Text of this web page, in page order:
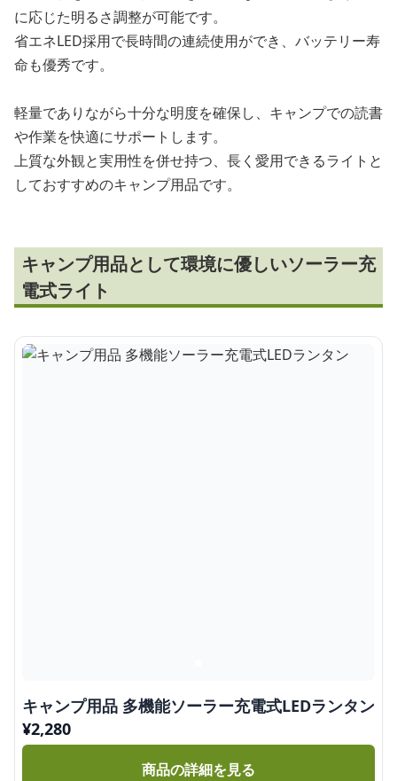
に応じた明るさ調整が可能です。
省エネLED採用で長時間の連続使用ができ、バッテリー寿
命も優秀です。
軽量でありながら十分な明度を確保し、キャンプでの読書
や作業を快適にサポートします。
上質な外観と実用性を併せ持つ、長く愛用できるライトと
しておすすめのキャンプ用品です。
キャンプ用品として環境に優しいソーラー充
電式ライト
キャンプ用品 多機能ソーラー充電式LEDランタン
¥2,280
商品の詳細を見る